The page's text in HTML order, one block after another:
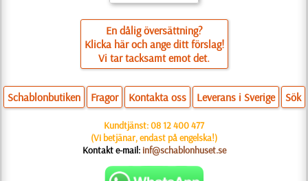
En dålig översättning?
Klicka här och ange ditt förslag!
Vi tar tacksamt emot det.
Schablonbutiken Fragor Kontakta oss Leverans i Sverige Sök
Kundtjänst:08 12 400 477
(Vi betjänar, endast på engelska!)
Kontakt e-mail: inf@schablonhuset.se